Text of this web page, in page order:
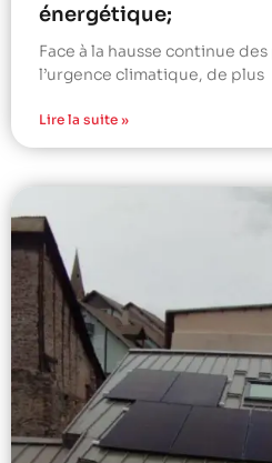
énergétique;
Face à la hausse continue
l’urgence climatique, de plus
Lire la suite »